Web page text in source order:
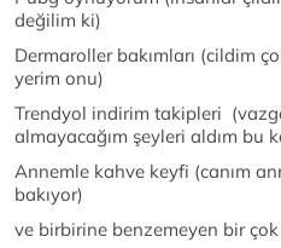
değilim ki)
Dermaroller bakımları (cildim
yerim onu)
Trendyol indirim takipleri
almayacağım şeyleri aldım bu
Annemle kahve keyfi (canım
bakıyor)
ve birbirine benzemeyen bir